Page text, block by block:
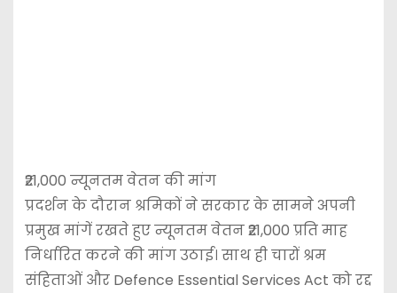
₹21,000 न्यूनतम वेतन की मांग
प्रदर्शन के दौरान श्रमिकों ने सरकार के सामने अपनी
प्रमुख मांगें रखते हुए न्यूनतम वेतन ₹21,000 प्रति माह
निर्धारित करने की मांग उठाई। साथ ही चारों श्रम
संहिताओं और Defence Essential Services Act को रद्द